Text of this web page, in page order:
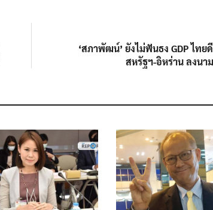
‘สภาพัฒน์’ ยังไม่ฟันธง GDP ไทย
สหรัฐฯ-อิหร่าน ลงนา